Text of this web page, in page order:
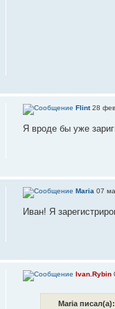
Flint28 фев
Я вроде бы уже
Maria 07
Иван! Я
Ivan.Rybin
Maria писал(а):